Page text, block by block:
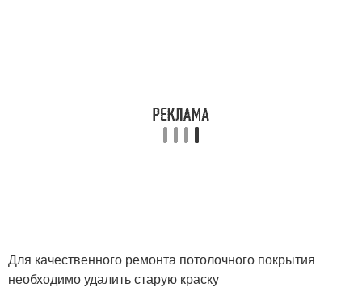
Для качественного ремонта потолочного покрытия
необходимо удалить старую краску